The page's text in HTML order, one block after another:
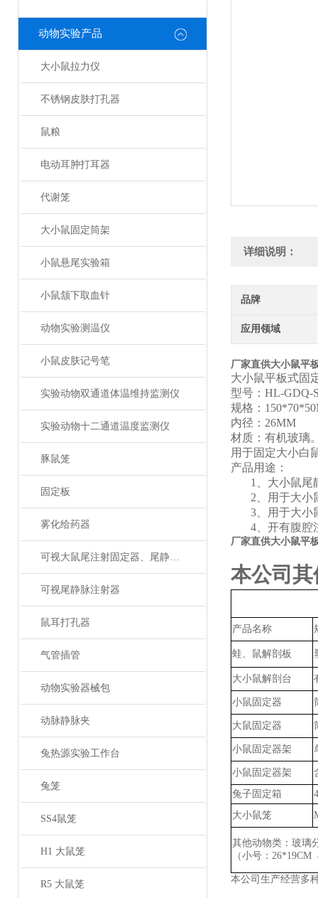
动物实验产品
大小鼠拉力仪
不锈钢皮肤打孔器
鼠粮
电动耳肿打耳器
代谢笼
大小鼠固定筒架
小鼠悬尾实验箱
小鼠颔下取血针
动物实验测温仪
小鼠皮肤记号笔
实验动物双通道体温维持监测仪
实验动物十二通道温度监测仪
豚鼠笼
固定板
雾化给药器
可视大鼠尾注射固定器、尾静脉注射
可视尾静脉注射器
鼠耳打孔器
气管插管
动物实验器械包
动脉静脉夹
兔热源实验工作台
兔笼
SS4鼠笼
H1 大鼠笼
R5 大鼠笼
详细说明：
品牌
应用领域
厂家直供大小鼠平
大小鼠平板式固
型号： HL-GDQ-
规格：
内径： 26MM
材质：有机玻璃
用于固定大小白
产品用途：
1、 大小鼠尾
2、
用于大小
3、
用于大小
4、 开有腹腔
厂家直供大小鼠平
本公司
产品名称
蛙、鼠解剖板
大小鼠解剖台
小鼠固定器
大鼠固定器
小鼠固定器架
小鼠固定器架
兔子固定箱
大小鼠笼
其他动物类：玻璃
（小号： 26*19CM
本公司生产经营多